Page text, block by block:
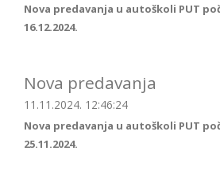
Nova predavanja u autoškoli PUT
16.12.2024.
Nova predavanja
11.11.2024. 12:46:24
Nova predavanja u autoškoli PUT
25.11.2024.